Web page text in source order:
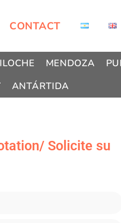
CONTACT
MENDOZA
ANTÁRTIDA
Solicite su